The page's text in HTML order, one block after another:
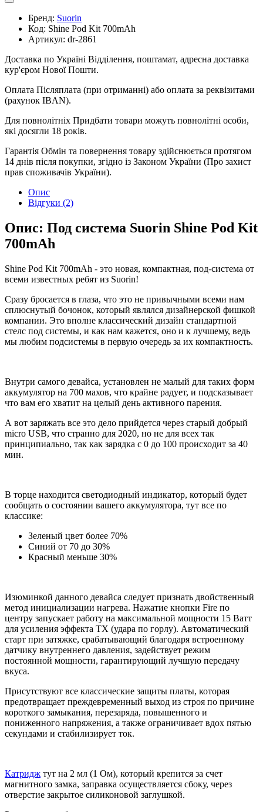
Бренд: Suorin
Код: Shine Pod Kit 700mAh
Артикул: dr-2861
Доставка по Україні Відділення, поштамат, адресна доставка
кур'єром Нової Пошти.
Оплата Післяплата (при отриманні) або оплата за реквізитами
(рахунок IBAN).
Для повнолітніх Придбати товари можуть повнолітні особи,
які досягли 18 років.
Гарантія Обмін та повернення товару здійснюється протягом
14 днів після покупки, згідно із Законом України (Про захист
прав споживачів України).
Опис
Відгуки (2)
Опис: Под система Suorin Shine Pod Kit
700mAh
Shine Pod Kit 700mAh - это новая, компактная, под-система от
всеми известных ребят из Suorin!
Сразу бросается в глаза, что это не привычными всеми нам
сплюснутый бочонок, который являлся дизайнерской фишкой
компании. Это вполне классический дизайн стандартной
стелс под системы, и как нам кажется, оно и к лучшему, ведь
мы любим подсистемы в первую очередь за их компактность.
Внутри самого девайса, установлен не малый для таких форм
аккумулятор на 700 махов, что крайне радует, и подсказывает
что вам его хватит на целый день активного парения.
А вот заряжать все это дело прийдется через старый добрый
micro USB, что странно для 2020, но не для всех так
принципиально, так как зарядка с 0 до 100 происходит за 40
мин.
В торце находится светодиодный индикатор, который будет
сообщать о состоянии вашего аккумулятора, тут все по
классике:
Зеленый цвет более 70%
Синий от 70 до 30%
Красный меньше 30%
Изюминкой данного девайса следует признать двойственный
метод инициализации нагрева. Нажатие кнопки Fire по
центру запускает работу на максимальной мощности 15 Ватт
для усиления эффекта ТХ (удара по горлу). Автоматический
старт при затяжке, срабатывающий благодаря встроенному
датчику внутреннего давления, задействует режим
постоянной мощности, гарантирующий лучшую передачу
вкуса.
Присутствуют все классические защиты платы, которая
предотвращает преждевременный выход из строя по причине
короткого замыкания, перезаряда, повышенного и
пониженного напряжения, а также ограничивает вдох пятью
секундами и стабилизирует ток.
Катридж тут на 2 мл (1 Ом), который крепится за счет
магнитного замка, заправка осуществляется сбоку, через
отверстие закрытое силиконовой заглушкой.